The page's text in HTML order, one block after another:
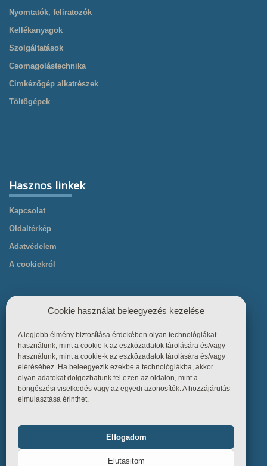
Nyomtatók, feliratozók
Kellékanyagok
Szolgáltatások
Csomagolástechnika
Cimkézőgép alkatrészek
Töltőgépek
Hasznos linkek
Kapcsolat
Oldaltérkép
Adatvédelem
A cookiekról
Hasznos linkek
Főoldal
Termékek
Tudástár
Üzletszabályzat
Cookie használat beleegyezés kezelése
A legjobb élmény biztosítása érdekében olyan technológiákat
használunk, mint a cookie-k az eszközadatok tárolására és/vagy
használunk, mint a cookie-k az eszközadatok tárolására és/vagy
eléréséhez. Ha beleegyezik ezekbe a technológiákba, akkor
olyan adatokat dolgozhatunk fel ezen az oldalon, mint a
böngészési viselkedés vagy az egyedi azonosítók. A hozzájárulás
elmulasztása érinthet.
Elfogadom
Elutasitom